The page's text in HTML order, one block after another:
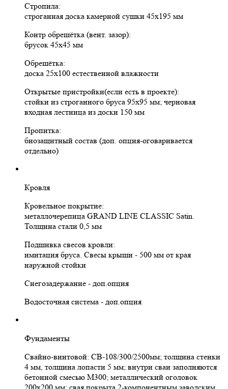
Стропила:
строганная доска камерной сушки 45х195 мм
Контр обрешётка (вент. зазор):
брусок 45х45 мм
Обрешётка:
доска 25х100 естественной влажности
Открытые пристройки(если есть в проекте):
стойки из строганного бруса 95х95 мм; черновая
входная лестница из доски 150 мм
Пропитка:
биозащитный состав (доп. опция-оговаривается
отдельно)
Кровля
Кровельное покрытие:
металлочерепица GRAND LINE CLASSIC Satin.
Толщина стали 0,5 мм
Подшивка свесов кровли:
имитация бруса. Свесы крыши - 500 мм от края
наружной стойки
Снегозадержание - доп.опция
Водосточная система - доп.опция
Фундаменты
Свайно-винтовой: СВ-108/300/2500мм; толщина стенки
4 мм, толщина лопасти 5 мм; внутри сваи заполняются
бетонной смесью М300; металлический оголовок